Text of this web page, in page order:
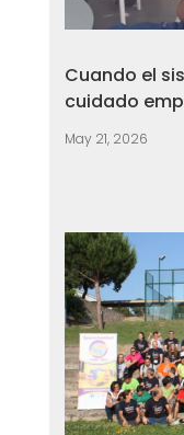
Cuando el
cuidado
May 21, 2026